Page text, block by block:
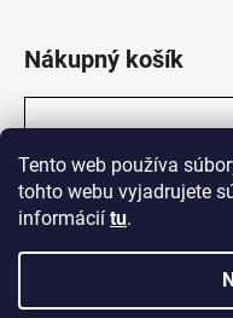
Tento web používa
tohto webu vyjadrujete
informácií tu.
Nákupný košík